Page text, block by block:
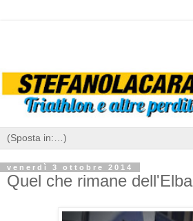
venerdì 3 ottobre 2014
Quel che rimane dell'Elba